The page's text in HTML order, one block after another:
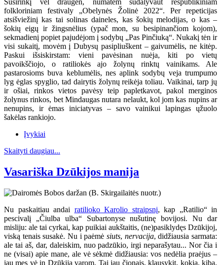
folkloriniam festivaly „Obelynės Žolinė 2022“. Per repeticijas
atsišviežinį kas tai solinas daineles, kas šokių melodijas, o kas –
šokių eigų ir žingsnėlius (ypač mon, su besipinančiom kojom),
sekmadienį popiet pajudėjom į sodybų „Pas Pinčiuką“. Nukakį tėn ir
visi sukaitį, movėm į Dubysų pasipliuškent – gaivumėlis, ne kitėp.
Paskui išsiskirstam: vieni pavėsinan nuėja, kiti po vietų
pavoikščiojo, o ratiliokės ajo žolynų rinktų vainikams. Ale
pastarosioms buva keblumėlis, nes aplink sodybų veja trumpumo
lyg ėglas spyglio, tad dairytis žolynų reikėja toliau. Vaikinai, tarp jų
ir ošiai, rinkos vietos pavėsy teip papletkavot, pakol merginos
žolynus rinkos, bet Mindaugas nutara nelaukt, kol jom kas nupins ar
nenupins, ir ėmas iniciatyvas – savo vainikui lapingas ųžuolo
šakėlas rankiojo.
Įvykiai
Skaityti daugiau...
Vasariška Dzūkijos manija
Nu paskaitiau andai ratilioko Karolio straipsnį, kap „Ratilio“ in
pescivalį „Čiulba ulba“ Subartonyse nušutinę bovijosi. Nu dar
misliju: ale tai cyrkai, kap puikiai aukštaitis, (ne)pasiklydęs Dzūkijoj,
viską tenais susakė. Nu i paėmė siuts, nervacija, didžiausia sarmata:
ale tai aš, dar, daleiskim, nuo padzūkio, irgi neparašytau... Nor čia i
ne (visai) apie mane, ale vė sėkmė didžiausia: vos nedėlia praėjus –
jau mes vė in Dzūkiją varom. Tai jau čionais, klausykit, kokia, kiba,